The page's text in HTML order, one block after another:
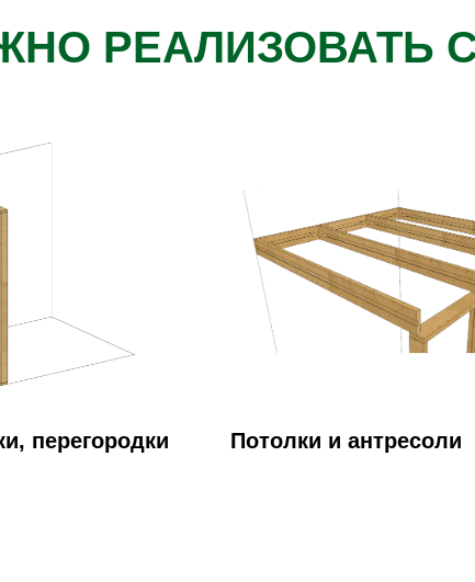
РЕАЛИЗОВАТЬ
Потолки и антресоли
перегородки